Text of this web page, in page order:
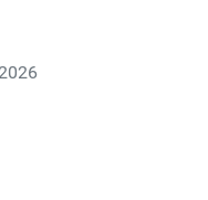
ministro Ortuño
de Ambiente